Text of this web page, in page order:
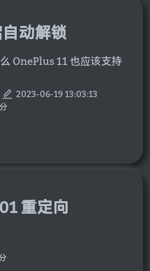
动解锁
OnePlus 11 也应该支持
2023-06-19 13:03:13
重定向